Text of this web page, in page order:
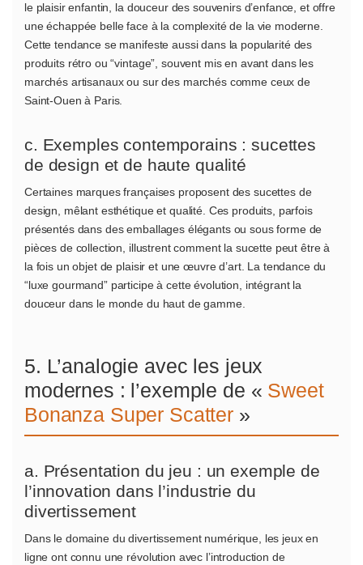
le plaisir enfantin, la douceur des souvenirs d’enfance, et offre
une échappée belle face à la complexité de la vie moderne.
Cette tendance se manifeste aussi dans la popularité des
produits rétro ou “vintage”, souvent mis en avant dans les
marchés artisanaux ou sur des marchés comme ceux de
Saint-Ouen à Paris.
c. Exemples contemporains : sucettes
de design et de haute qualité
Certaines marques françaises proposent des sucettes de
design, mêlant esthétique et qualité. Ces produits, parfois
présentés dans des emballages élégants ou sous forme de
pièces de collection, illustrent comment la sucette peut être à
la fois un objet de plaisir et une œuvre d’art. La tendance du
“luxe gourmand” participe à cette évolution, intégrant la
douceur dans le monde du haut de gamme.
5. L’analogie avec les jeux
modernes : l’exemple de « Sweet
Bonanza Super Scatter »
a. Présentation du jeu : un exemple de
l’innovation dans l’industrie du
divertissement
Dans le domaine du divertissement numérique, les jeux en
ligne ont connu une révolution avec l’introduction de